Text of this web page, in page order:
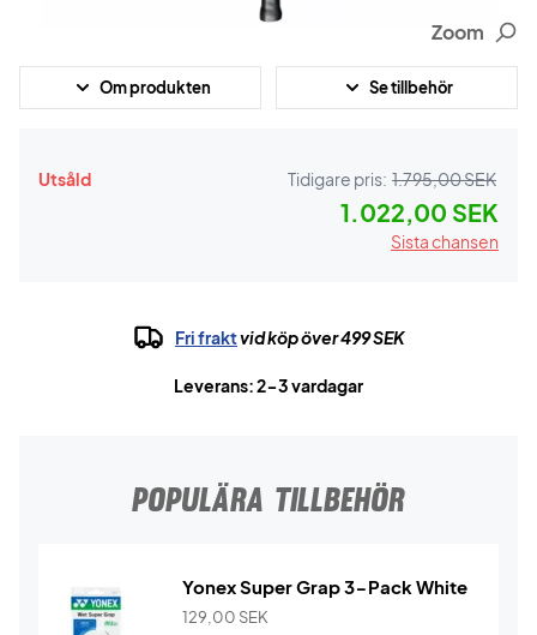
Zoom
Om produkten Se tillbehör
Utsåld Tidigare pris: 1.795,00 SEK
1.022,00 SEK
Sista chansen
Fri fraktvid köp över 499 SEK
Leverans: 2-3 vardagar
POPULÄRA TILLBEHÖR
Yonex Super Grap 3-Pack White
129,00 SEK